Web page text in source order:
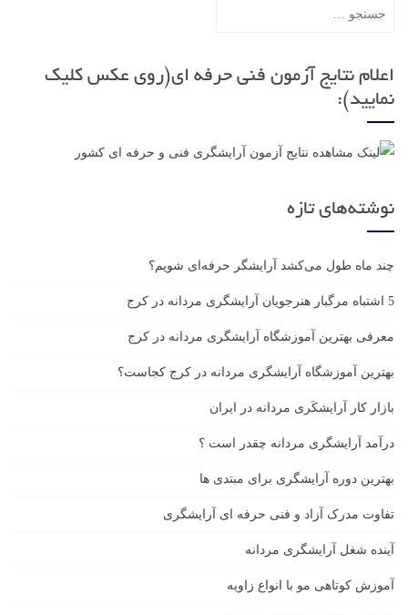
اعلام نتایج آزمون فنی حرفه ای(روی عکس کلیک
نمایید):
نوشته‌های تازه
چند ماه طول می‌کشد آرایشگر حرفه‌ای شویم؟
5 اشتباه مرگبار هنرجویان آرایشگری مردانه در کرج
معرفی بهترین آموزشگاه آرایشگری مردانه در کرج
بهترین آموزشگاه آرایشگری مردانه در کرج کجاست؟
بازار كار آرايشكَرى مردانه در ايران
درآمد آرایشگری مردانه چقدر است ؟
بهترین دوره آرایشگری برای مبتدی ها
تفاوت مدرک آزاد و فنی حرفه ای آرایشگری
آینده شغل آرایشگری مردانه
آموزش کوتاهی مو با انواع زاویه